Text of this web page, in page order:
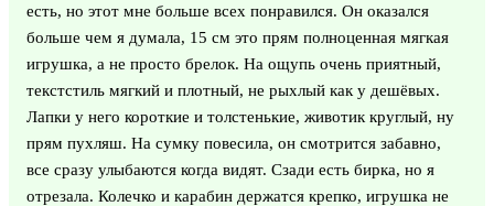
есть, но этот мне больше всех понравился. Он оказался
больше чем я думала, 15 см это прям полноценная мягкая
игрушка, а не просто брелок. На ощупь очень приятный,
текстстиль мягкий и плотный, не рыхлый как у дешёвых.
Лапки у него короткие и толстенькие, животик круглый, ну
прям пухляш. На сумку повесила, он смотрится забавно,
все сразу улыбаются когда видят. Сзади есть бирка, но я
отрезала. Колечко и карабин держатся крепко, игрушка не